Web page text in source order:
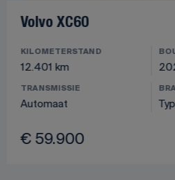
Volvo XC60
KILOMETERSTAND
12.401 km
TRANSMISSIE
Automaat
€ 59.900